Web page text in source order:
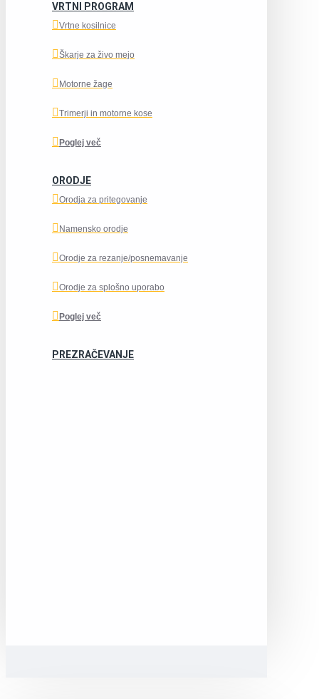
VRTNI PROGRAM
Vrtne kosilnice
Škarje za živo mejo
Motorne žage
Trimerji in motorne kose
Poglej več
ORODJE
Orodja za pritegovanje
Namensko orodje
Orodje za rezanje/posnemavanje
Orodje za splošno uporabo
Poglej več
PREZRAČEVANJE